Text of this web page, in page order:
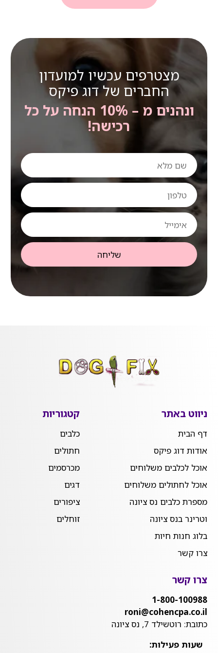
מצטרפים עכשיו למועדון
החברים של דוג פיקס
ונהנים מ – 10% הנחה על כל
רכישה!
שם
מלא
טלפון
אימייל
שליחה
ניווט באתר
דף הבית
אודות דוג פיקס
אוכל לכלבים משלוחים
אוכל לחתולים משלוחים
מספרת כלבים נס ציונה
וטרינר בנס ציונה
בלוג חנות חיות
צרו קשר
קטגוריות
כלבים
חתולים
מכרסמים
דגים
ציפורים
זוחלים
צרו קשר
1-800-100988
roni@cohencpa.co.il
כתובת: רוטשילד 7, נס ציונה
שעות פעילות: